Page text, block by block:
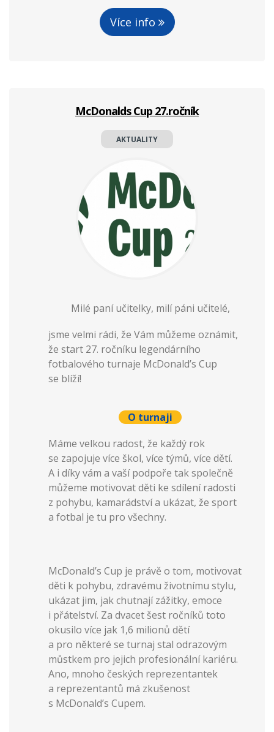
Více info
McDonalds Cup 27.ročník
AKTUALITY
Milé paní učitelky, milí páni učitelé,
jsme velmi rádi, že Vám můžeme oznámit,
že start 27. ročníku legendárního
fotbalového turnaje McDonald’s Cup
se blíží!
O turnaji
Máme velkou radost, že každý rok
se zapojuje více škol, více týmů, více dětí.
A i díky vám a vaší podpoře tak společně
můžeme motivovat děti ke sdílení radosti
z pohybu, kamarádství a ukázat, že sport
a fotbal je tu pro všechny.
McDonald’s Cup je právě o tom, motivovat
děti k pohybu, zdravému životnímu stylu,
ukázat jim, jak chutnají zážitky, emoce
i přátelství. Za dvacet šest ročníků toto
okusilo více jak 1,6 milionů dětí
a pro některé se turnaj stal odrazovým
můstkem pro jejich profesionální kariéru.
Ano, mnoho českých reprezentantek
a reprezentantů má zkušenost
s McDonald’s Cupem.